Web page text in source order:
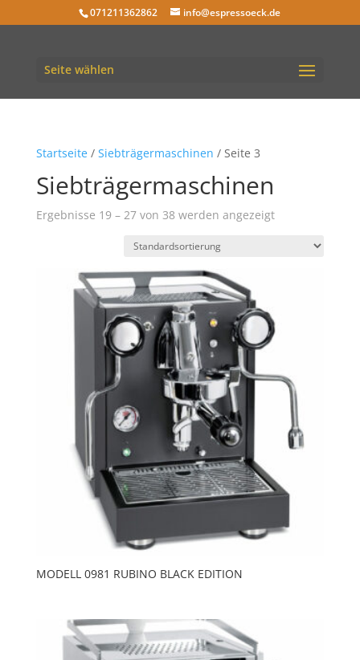
071211362862 info@espressoeck.de
Seite wählen
Startseite/ Siebträgermaschinen / Seite 3
Siebträgermaschinen
Ergebnisse 19 – 27 von 38 werden angezeigt
MODELL 0981 RUBINO BLACK EDITION